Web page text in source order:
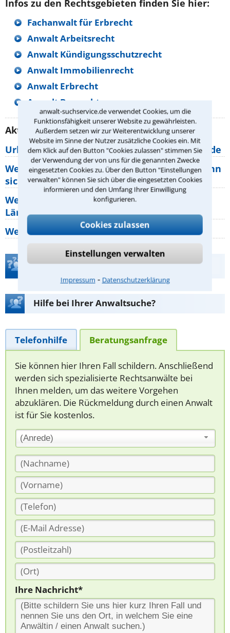
anwalt-suchservice.de verwendet Cookies, um die
Funktionsfähigkeit unserer Website zu gewährleisten.
Außerdem setzen wir zur Weiterentwicklung unserer
Website im Sinne der Nutzer zusätzliche Cookies ein. Mit
dem Klick auf den Button "Cookies zulassen" stimmen Sie
der Verwendung der von uns für die genannten Zwecke
eingesetzten Cookies zu. Über den Button "Einstellungen
verwalten" können Sie sich über die eingesetzten Cookies
informieren und den Umfang Ihrer Einwilligung
konfigurieren.
Cookies zulassen
Einstellungen verwalten
Impressum ⁃ Datenschutzerklärung
Infos zu den Rechtsgebieten finden Sie hier:
Fachanwalt für Erbrecht
Anwalt Arbeitsrecht
Anwalt Kündigungsschutzrecht
Anwalt Immobilienrecht
Anwalt Erbrecht
Anwalt Baurecht
Aktuelle Rechtstipps unserer Redaktion
Urlaub und Haustiere - Wissen für Tierfreunde
Welche Rechte haben Pauschalurlauber, wenn
sich die Abflugzeiten Ihres
Welche Rechte habe ich, wenn die Nachbarn
Lärm machen?
Wer muss Zweitwohnungssteuer zahlen?
Teste Dein Rechtswissen
Hilfe bei Ihrer Anwaltsuche?
Telefonhilfe Beratungsanfrage
Sie können hier Ihren Fall schildern. Anschließend
werden sich spezialisierte Rechtsanwälte bei
Ihnen melden, um das weitere Vorgehen
abzuklären. Die Rückmeldung durch einen Anwalt
ist für Sie kostenlos.
(Anrede)
Ihre Nachricht*